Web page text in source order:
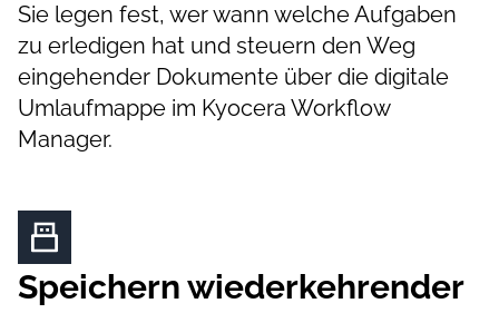
Sie legen fest, wer wann welche Aufgaben
zu erledigen hat und steuern den Weg
eingehender Dokumente über die digitale
Umlaufmappe im Kyocera Workflow
Manager.
Speichern wiederkehrender